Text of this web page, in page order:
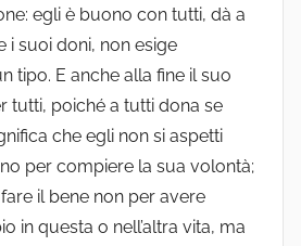
egli è buono con tutti, dà a
i suoi doni, non esige
tipo. E anche alla fine il suo
tutti, poiché a tutti dona se
che egli non si aspetti
per compiere la sua volontà;
il bene non per avere
in questa o nell’altra vita, ma